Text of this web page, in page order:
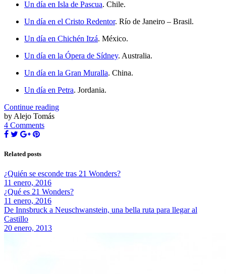
Un día en Isla de Pascua. Chile.
Un día en el Cristo Redentor. Río de Janeiro – Brasil.
Un día en Chichén Itzá. México.
Un día en la Ópera de Sídney. Australia.
Un día en la Gran Muralla. China.
Un día en Petra. Jordania.
Continue reading
by Alejo Tomás
4 Comments
Related posts
¿Quién se esconde tras 21 Wonders?
11 enero, 2016
¿Qué es 21 Wonders?
11 enero, 2016
De Innsbruck a Neuschwanstein, una bella ruta para llegar al
Castillo
20 enero, 2013